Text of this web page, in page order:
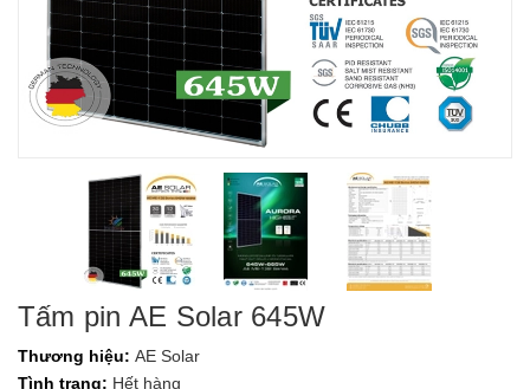
Tấm pin AE Solar 645W
Thương hiệu: AE Solar
Tình trạng: Hết hàng